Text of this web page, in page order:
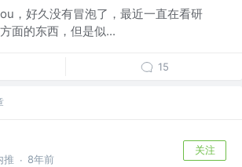
，好久没有冒泡了，最近一直在看研
面的东西，但是似...
15
推 · 8年前
关注